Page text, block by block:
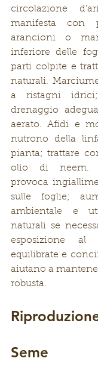
circolazione
manifesta con
arancioni o
inferiore delle
parti colpite e
naturali.
a ristagni
drenaggio
aerato. Afidi e
nutrono della
pianta; trattare
olio di neem.
provoca
sulle foglie;
ambientale e
naturali se
esposizione al
equilibrate e
aiutano a
robusta.
Seme